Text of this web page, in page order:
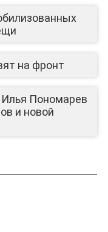
на фронт
Пономарев
и новой